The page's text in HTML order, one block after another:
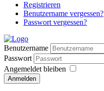
Registrieren
Benutzername vergessen?
Passwort vergessen?
Benutzername
Passwort
Angemeldet bleiben
Anmelden